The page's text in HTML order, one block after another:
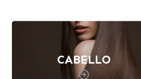
CABELLO